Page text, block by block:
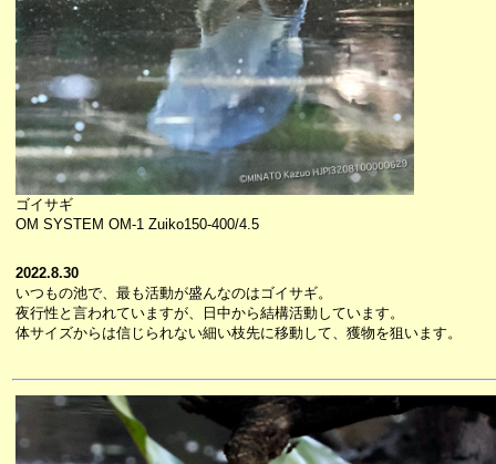
ゴイサギ
OM SYSTEM OM-1 Zuiko150-400/4.5
2022.8.30
いつもの池で、最も活動が盛んなのはゴイサギ。
夜行性と言われていますが、日中から結構活動しています。
体サイズからは信じられない細い枝先に移動して、獲物を狙います。